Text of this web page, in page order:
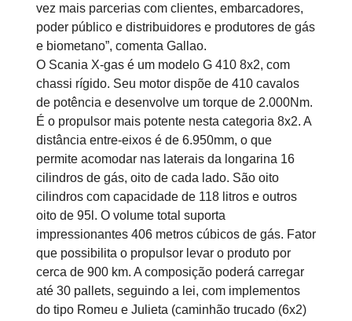
vez mais parcerias com clientes, embarcadores,
poder público e distribuidores e produtores de gás
e biometano”, comenta Gallao.
O Scania X-gas é um modelo G 410 8x2, com
chassi rígido. Seu motor dispõe de 410 cavalos
de potência e desenvolve um torque de 2.000Nm.
É o propulsor mais potente nesta categoria 8x2. A
distância entre-eixos é de 6.950mm, o que
permite acomodar nas laterais da longarina 16
cilindros de gás, oito de cada lado. São oito
cilindros com capacidade de 118 litros e outros
oito de 95l. O volume total suporta
impressionantes 406 metros cúbicos de gás. Fator
que possibilita o propulsor levar o produto por
cerca de 900 km. A composição poderá carregar
até 30 pallets, seguindo a lei, com implementos
do tipo Romeu e Julieta (caminhão trucado (6x2)